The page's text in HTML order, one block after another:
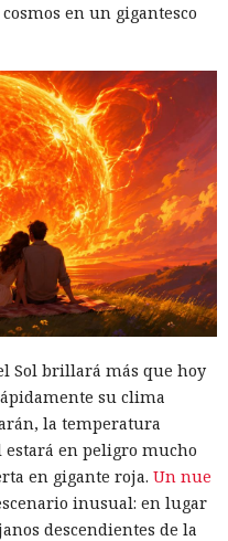
en un gigantesco
Sol brillará más que hoy
su clima
la temperatura
en peligro mucho
en gigante roja. Un nue
inusual: en lugar
descendientes de la